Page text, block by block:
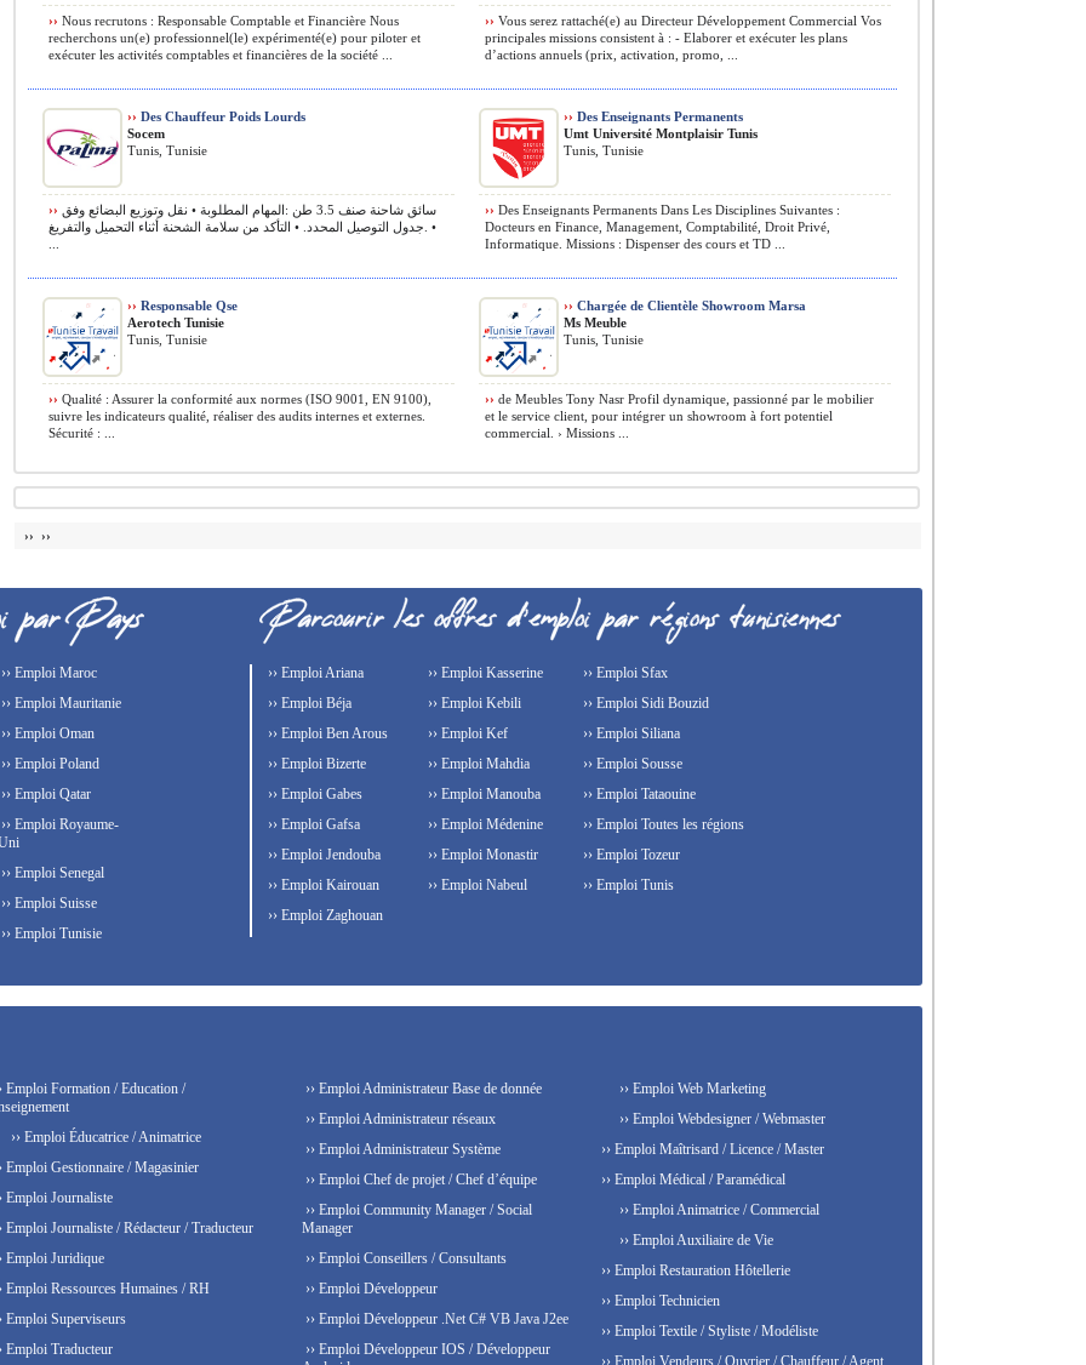
›› Nous recrutons : Responsable Comptable et Financière Nous
recherchons un(e) professionnel(le) expérimenté(e) pour piloter et
exécuter les activités comptables et financières de la société ...
›› Vous serez rattaché(e) au Directeur Développement Commercial Vos
principales missions consistent à : - Elaborer et exécuter les plans
d’actions annuels (prix, activation, promo, ...
›› Des Chauffeur Poids Lourds
Socem
Tunis, Tunisie
››
جدول التوصيل المحدد. • التأكد من سلامة الشحنة أثناء التحميل والتفريغ. •
›› Des Enseignants Permanents
Umt Université Montplaisir Tunis
Tunis, Tunisie
›› Des Enseignants Permanents Dans Les Disciplines Suivantes :
Docteurs en Finance, Management, Comptabilité, Droit Privé,
Informatique. Missions : Dispenser des cours et TD ...
›› Responsable Qse
Aerotech Tunisie
Tunis, Tunisie
›› Qualité : Assurer la conformité aux normes (ISO 9001, EN 9100),
suivre les indicateurs qualité, réaliser des audits internes et externes.
Sécurité : ...
›› Chargée de Clientèle Showroom Marsa
Ms Meuble
Tunis, Tunisie
›› de Meubles Tony Nasr Profil dynamique, passionné par le mobilier
et le service client, pour intégrer un showroom à fort potentiel
commercial. › Missions ...
›› ››
›› Emploi Maroc
›› Emploi Mauritanie
›› Emploi Oman
›› Emploi Poland
›› Emploi Qatar
›› Emploi Royaume-
›› Emploi Senegal
›› Emploi Suisse
›› Emploi Tunisie
›› Emploi Ariana
›› Emploi Béja
›› Emploi Ben Arous
›› Emploi Bizerte
›› Emploi Gabes
›› Emploi Gafsa
›› Emploi Jendouba
›› Emploi Kairouan
›› Emploi Kasserine
›› Emploi Kebili
›› Emploi Kef
›› Emploi Mahdia
›› Emploi Manouba
›› Emploi Médenine
›› Emploi Monastir
›› Emploi Nabeul
›› Emploi Sfax
›› Emploi Sidi Bouzid
›› Emploi Siliana
›› Emploi Sousse
›› Emploi Tataouine
›› Emploi Toutes les régions
›› Emploi Tozeur
›› Emploi Tunis
›› Emploi Zaghouan
Emploi Formation / Education /
›› Emploi Éducatrice / Animatrice
Emploi Gestionnaire / Magasinier
Emploi Journaliste
Emploi Journaliste / Rédacteur / Traducteur
Emploi Juridique
Emploi Ressources Humaines / RH
Emploi Superviseurs
Emploi Traducteur
›› Emploi Administrateur Base de donnée
›› Emploi Administrateur réseaux
›› Emploi Administrateur Système
›› Emploi Chef de projet / Chef d’équipe
›› Emploi Community Manager / Social
Manager
›› Emploi Conseillers / Consultants
›› Emploi Développeur
›› Emploi Développeur .Net C# VB Java J2ee
›› Emploi Développeur IOS / Développeur
›› Emploi Web Marketing
›› Emploi Webdesigner / Webmaster
›› Emploi Maîtrisard / Licence / Master
›› Emploi Médical / Paramédical
›› Emploi Animatrice / Commercial
›› Emploi Auxiliaire de Vie
›› Emploi Restauration Hôtellerie
›› Emploi Technicien
›› Emploi Textile / Styliste / Modéliste
›› Emploi Vendeurs / Ouvrier / Chauffeur / Agent